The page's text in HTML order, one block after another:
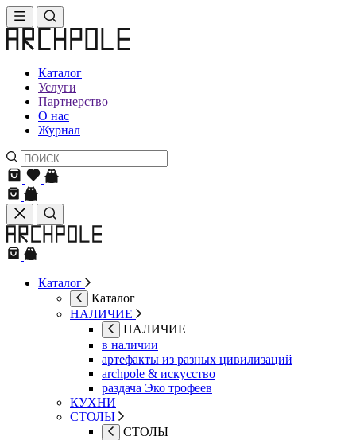
Каталог
Услуги
Партнерство
О нас
Журнал
Каталог
Каталог
НАЛИЧИЕ
НАЛИЧИЕ
в наличии
артефакты из разных цивилизаций
archpole & искусство
раздача Эко трофеев
КУХНИ
СТОЛЫ
СТОЛЫ